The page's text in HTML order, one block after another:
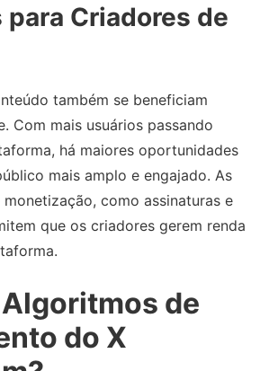
Criadores de
também se beneficiam
Com mais usuários passando
há maiores oportunidades
mais amplo e engajado. As
como assinaturas e
que os criadores gerem renda
de
do X